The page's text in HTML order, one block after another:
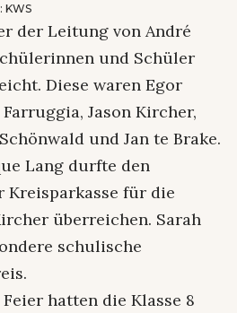
KWS
der Leitung von André
und Schüler
Diese waren Egor
Jason Kircher,
und Jan te Brake.
Lang durfte den
für die
überreichen. Sarah
schulische
hatten die Klasse 8